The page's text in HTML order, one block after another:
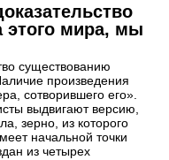
этого мира, мы
существованию
произведения
сотворившего его».
выдвигают версию,
зерно, из которого
начальной точки
из четырех